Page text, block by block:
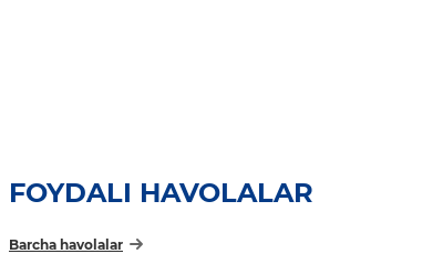
FOYDALI HAVOLALAR
Barcha havolalar